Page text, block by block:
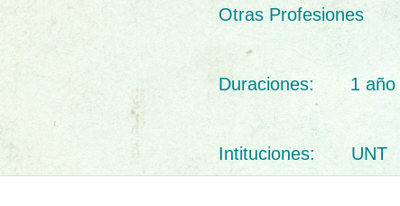
Otras Profesiones
Duraciones: 1 año
Intituciones: UNT